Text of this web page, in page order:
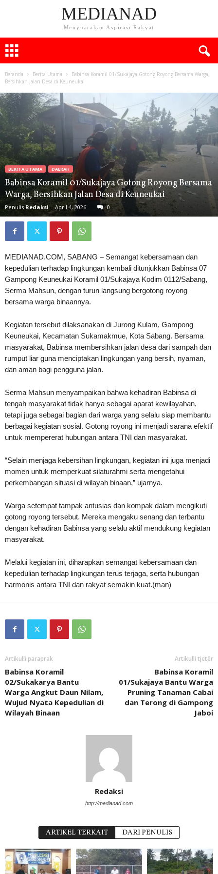
MEDIANAD
Menyuarakan Aspirasi Rakyat
Beranda Berita Utama
Babinsa Koramil 01/Sukajaya Gotong Royong Bersama Warga,
Bersihkan Jalan Desa di Keuneukai
BERITA UTAMA DAERAH
Babinsa Koramil 01/Sukajaya Gotong Royong Bersama
Warga, Bersihkan Jalan Desa di Keuneukai
Penulis Redaksi - April 4, 2026 0
MEDIANAD.COM, SABANG – Semangat kebersamaan dan
kepedulian terhadap lingkungan kembali ditunjukkan Babinsa 07
Gampong Keuneukai Koramil 01/Sukajaya Kodim 0112/Sabang,
Serma Mahsun, dengan turun langsung bergotong royong
bersama warga binaannya.
Kegiatan tersebut dilaksanakan di Jurong Kulam, Gampong
Keuneukai, Kecamatan Sukamakmue, Kota Sabang. Bersama
masyarakat, Babinsa membersihkan jalan desa dari sampah dan
rumput liar guna menciptakan lingkungan yang bersih, nyaman,
dan aman bagi pengguna jalan.
Serma Mahsun menyampaikan bahwa kehadiran Babinsa di
tengah masyarakat tidak hanya sebagai aparat kewilayahan,
tetapi juga sebagai bagian dari warga yang selalu siap membantu
berbagai kegiatan sosial. Gotong royong ini menjadi sarana efektif
untuk mempererat hubungan antara TNI dan masyarakat.
“Selain menjaga kebersihan lingkungan, kegiatan ini juga menjadi
momen untuk memperkuat silaturahmi serta mengetahui
perkembangan situasi di wilayah binaan,” ujarnya.
Warga setempat tampak antusias dan kompak dalam mengikuti
gotong royong tersebut. Mereka mengaku senang dan terbantu
dengan kehadiran Babinsa yang selalu aktif mendukung kegiatan
masyarakat.
Melalui kegiatan ini, diharapkan semangat kebersamaan dan
kepedulian terhadap lingkungan terus terjaga, serta hubungan
harmonis antara TNI dan rakyat semakin kuat.(man)
Artikulli paraprak
Babinsa Koramil
02/Sukakarya Bantu
Warga Angkut Daun Nilam,
Wujud Nyata Kepedulian di
Wilayah Binaan
Artikulli tjetër
Babinsa Koramil
01/Sukajaya Bantu Warga
Pruning Tanaman Cabai
dan Terong di Gampong
Jaboi
Redaksi
http://medianad.com
ARTIKEL TERKAIT DARI PENULIS